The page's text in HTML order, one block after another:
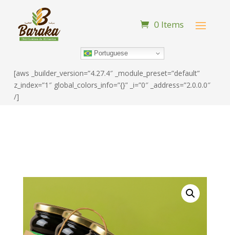
0 Items
Portuguese
[aws _builder_version=”4.27.4″ _module_preset=”default”
z_index=”1″ global_colors_info=”{}” _i=”0″ _address=”2.0.0.0″
/]